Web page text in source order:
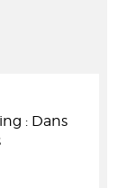
: Dans